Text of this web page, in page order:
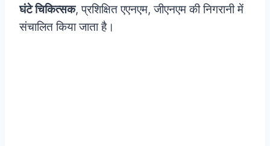
घंटे चिकित्सक, प्रशिक्षित एएनएम, जीएनएम की निगरानी में
संचालित किया जाता है।